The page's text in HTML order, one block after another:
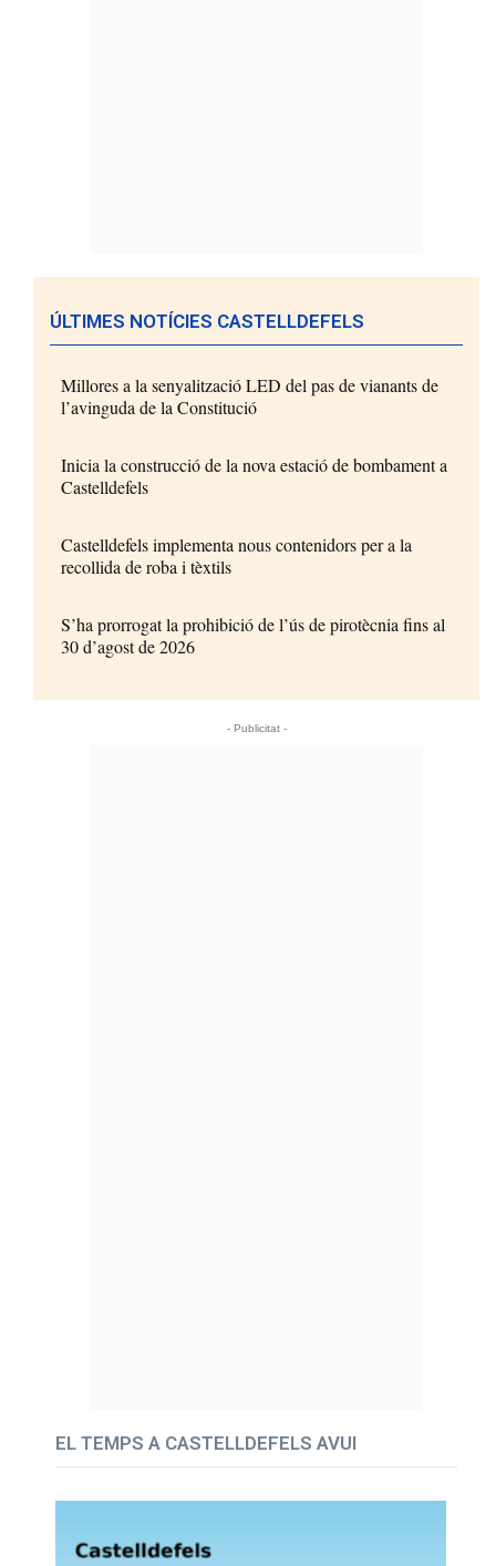
ÚLTIMES NOTÍCIES CASTELLDEFELS
Millores a la senyalització LED del pas de vianants de
l’avinguda de la Constitució
Inicia la construcció de la nova estació de bombament a
Castelldefels
Castelldefels implementa nous contenidors per a la
recollida de roba i tèxtils
S’ha prorrogat la prohibició de l’ús de pirotècnia fins al
30 d’agost de 2026
- Publicitat -
EL TEMPS A CASTELLDEFELS AVUI